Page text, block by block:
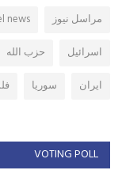
مراسل نيوز news
اسرائيل
حزب الله
ايران
سوريا
VOTING POLL